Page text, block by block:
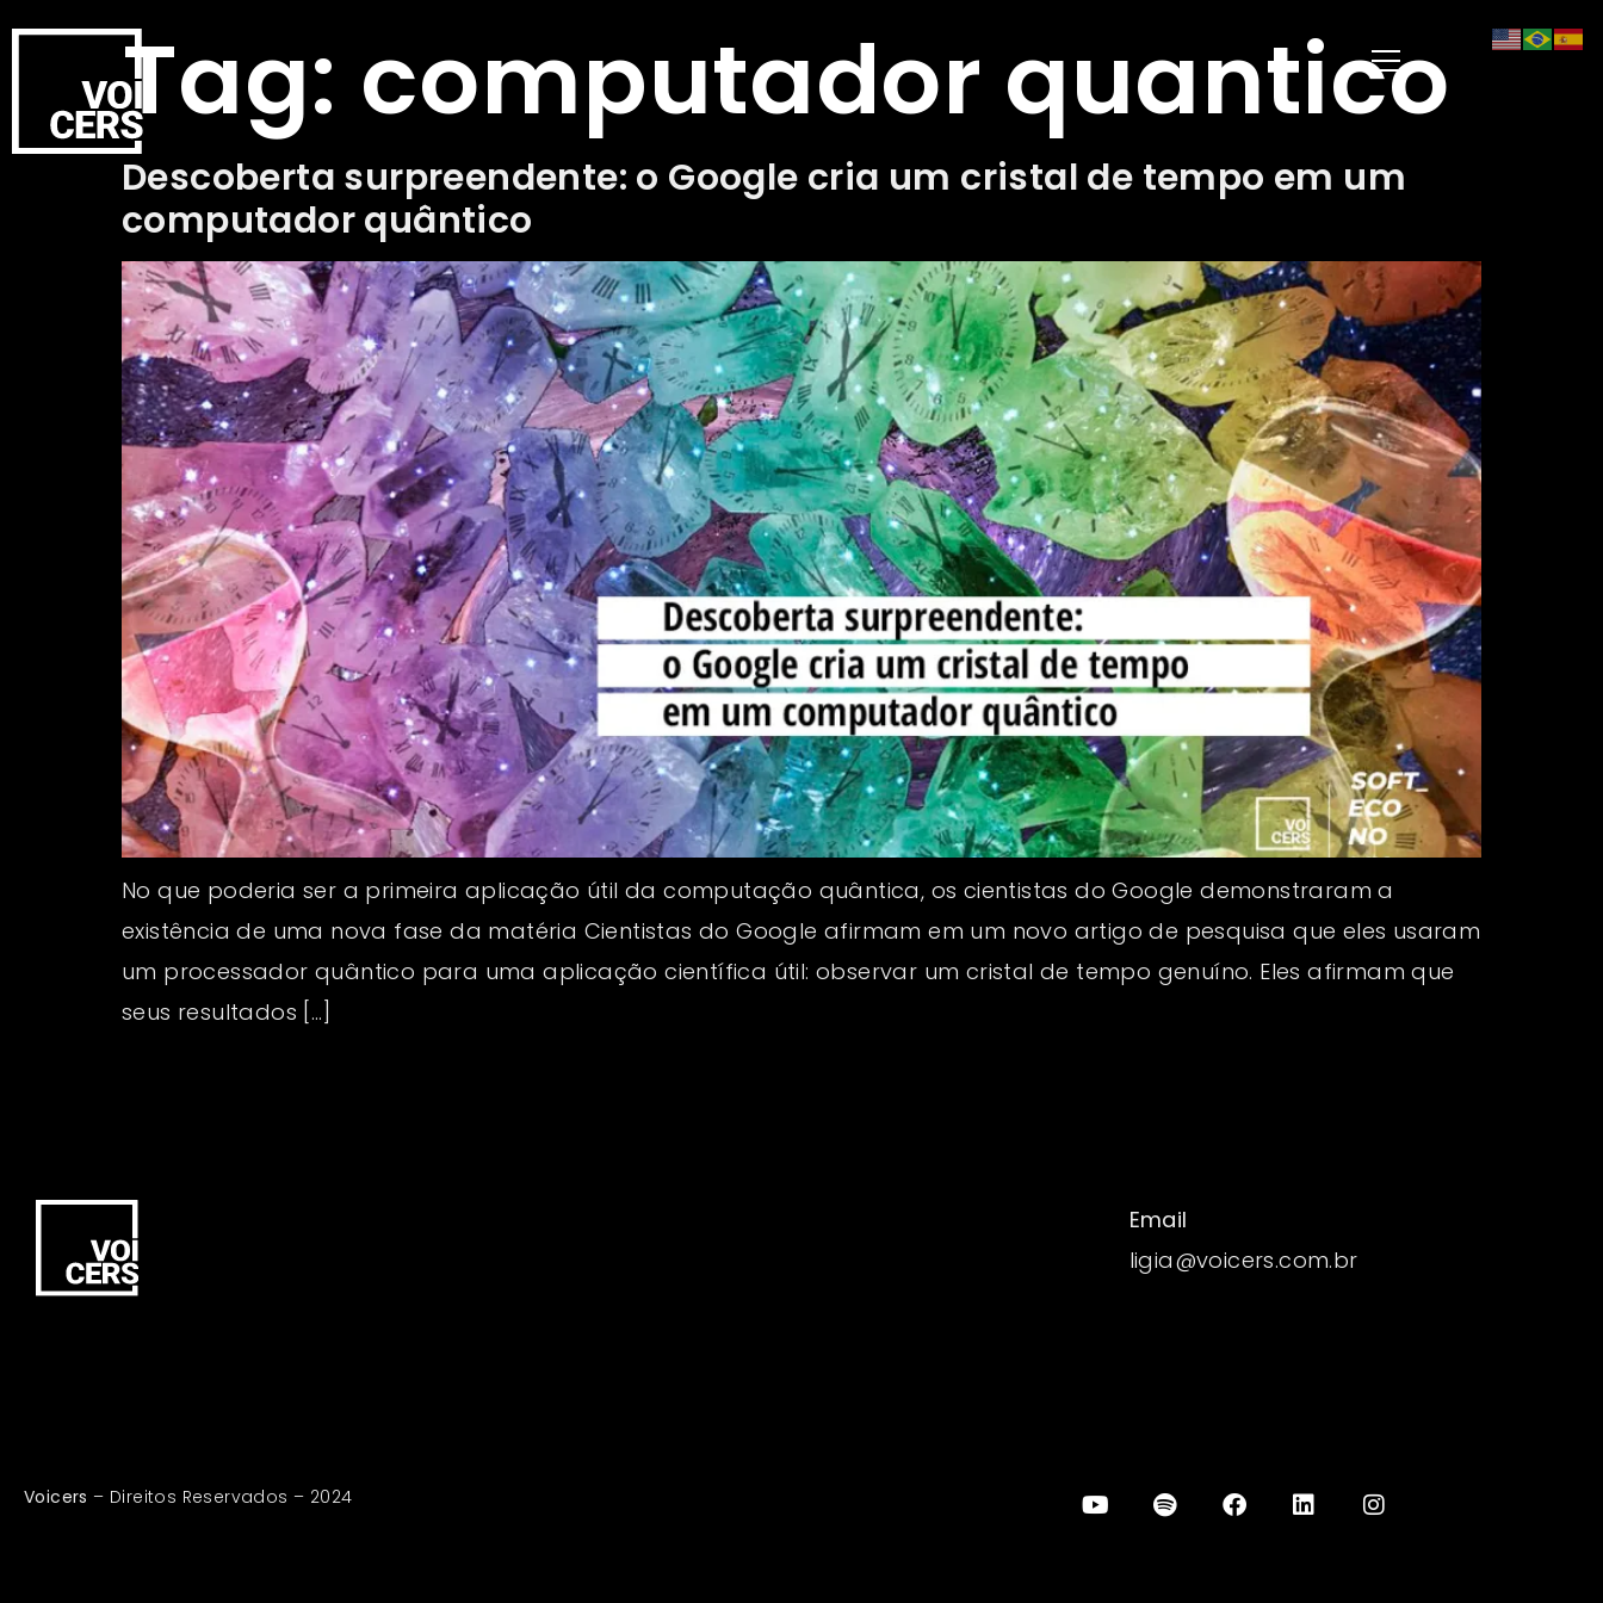
Tag: computador quantico
Descoberta surpreendente: o Google cria um cristal de tempo em um
computador quântico
No que poderia ser a primeira aplicação útil da computação quântica, os cientistas do Google demonstraram a
existência de uma nova fase da matéria Cientistas do Google afirmam em um novo artigo de pesquisa que eles usaram
um processador quântico para uma aplicação científica útil: observar um cristal de tempo genuíno. Eles afirmam que
seus resultados […]
Email
ligia@voicers.com.br
Voicers – Direitos Reservados – 2024